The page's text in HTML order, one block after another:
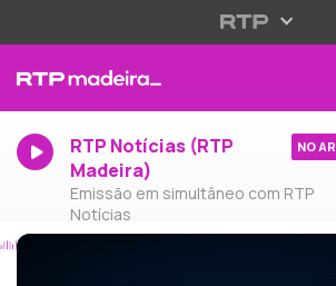
RTP Notícias (RTP
Madeira)
Emissão em simultâneo com RTP
Notícias
NO AR